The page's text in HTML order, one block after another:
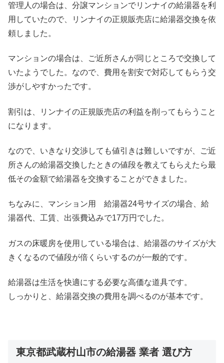
管理人の場合は、分譲マンションでリンナイの給湯器を利
用していたので、リンナイの正規販売店に給湯器交換を依
頼しました。
マンションの場合は、ご近所さんが同じところで交換して
いたようでした。なので、費用を割安で対応してもらう交
渉がしやすかったです。
割引は、リンナイの正規販売店の利益を削ってもらうこと
になります。
なので、いきなり交渉しても値引きは難しいですが、ご近
所さんの給湯器交換したときの値段を教えてもらえたら最
低その金額で給湯器を交換することができました。
ちなみに、マンション用 給湯器24号サイズの場合、給
湯器代、工賃、出張費込みで17万円でした。
ガスの床暖房を使用している場合は、給湯器のサイズが大
きくなるので値段が倍くらいするのが一般的です。
給湯器は生活を快適にする必要な高価な道具です。
しっかりと、給湯器交換の費用を調べるのが基本です。
東京都武蔵村山市の給湯器 業者 選び方